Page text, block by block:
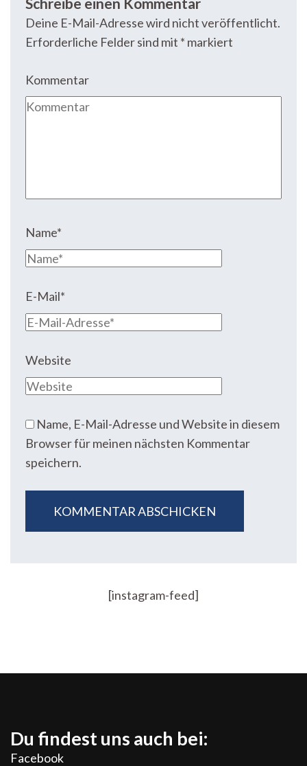
Deine E-Mail-Adresse wird nicht veröffentlicht.
Erforderliche Felder sind mit * markiert
Kommentar
Name*
E-Mail*
Website
Name, E-Mail-Adresse und Website in diesem
Browser für meinen nächsten Kommentar
speichern.
[instagram-feed]
Du findest uns auch bei:
Facebook